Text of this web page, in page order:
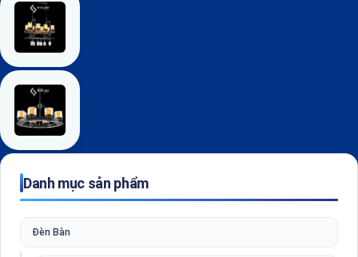
Danh mục sản phẩm
Đèn Bàn